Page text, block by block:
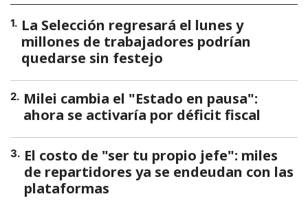
1. La Selección regresará el lunes y
millones de trabajadores podrían
quedarse sin festejo
2. Milei cambia el "Estado en pausa":
ahora se activaría por déficit fiscal
3. El costo de "ser tu propio jefe": miles
de repartidores ya se endeudan con las
plataformas